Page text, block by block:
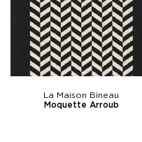
La Maison Bineau
Moquette Arroub